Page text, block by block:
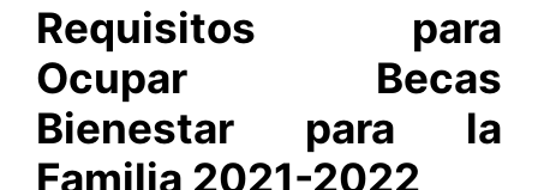
Requisitos para
Ocupar Becas
Bienestar para la
Familia 2021-2022